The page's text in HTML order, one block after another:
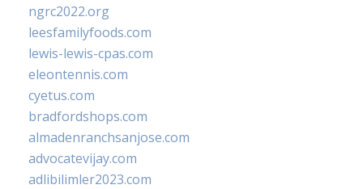
ngrc2022.org
leesfamilyfoods.com
lewis-lewis-cpas.com
eleontennis.com
cyetus.com
bradfordshops.com
almadenranchsanjose.com
advocatevijay.com
adlibilimler2023.com